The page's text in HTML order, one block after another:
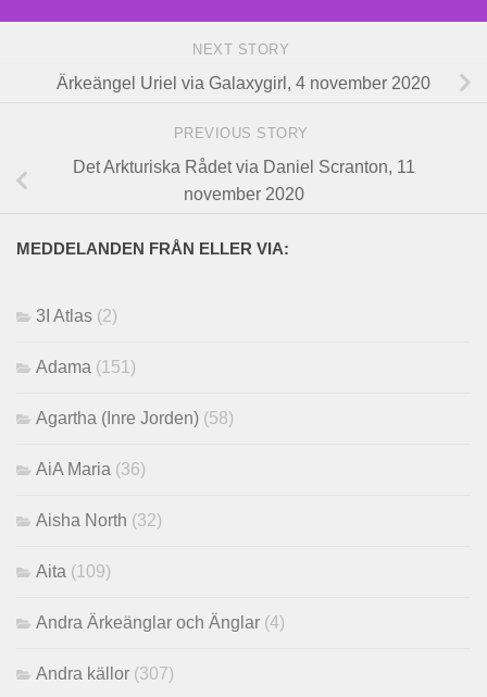
NEXT STORY
Ärkeängel Uriel via Galaxygirl, 4 november 2020
PREVIOUS STORY
Det Arkturiska Rådet via Daniel Scranton, 11
november 2020
MEDDELANDEN FRÅN ELLER VIA:
3I Atlas (2)
Adama (151)
Agartha (Inre Jorden) (58)
AiA Maria (36)
Aisha North (32)
Aita (109)
Andra Ärkeänglar och Änglar (4)
Andra källor (307)